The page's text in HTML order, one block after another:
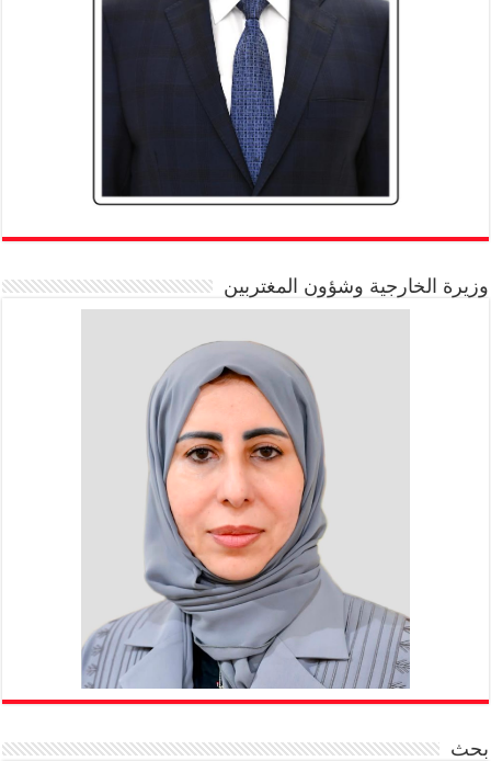
وزيرة الخارجية وشؤون المغتربين
بحث